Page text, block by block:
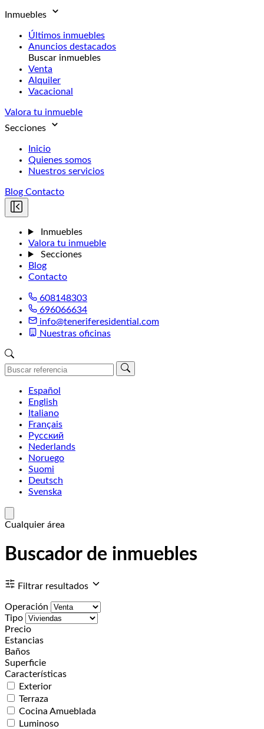
Inmuebles
Últimos inmuebles
Anuncios destacados
Buscar inmuebles
Venta
Alquiler
Vacacional
Valora tu inmueble
Secciones
Inicio
Quienes somos
Nuestros servicios
Blog Contacto
Inmuebles
Valora tu inmueble
Secciones
Blog
Contacto
608148303
696066634
info@teneriferesidential.com
Nuestras oficinas
Español
English
Italiano
Français
Русский
Nederlands
Noruego
Suomi
Deutsch
Svenska
Cualquier área
Buscador de inmuebles
Filtrar resultados
Operación
Tipo
Precio
Estancias
Baños
Superficie
Características
Exterior
Terraza
Cocina Amueblada
Luminoso